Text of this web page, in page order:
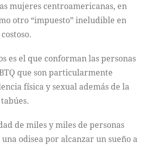
mujeres centroamericanas, en
otro “impuesto” ineludible en
es el que conforman las personas
que son particularmente
física y sexual además de la
de miles y miles de personas
odisea por alcanzar un sueño a